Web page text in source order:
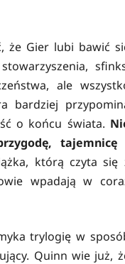
że Gier lubi bawić
ale
bardziej
o końcu świata.
tajemnicę
którą czyta się
wpadają w
trylogię w
Quinn wie już,